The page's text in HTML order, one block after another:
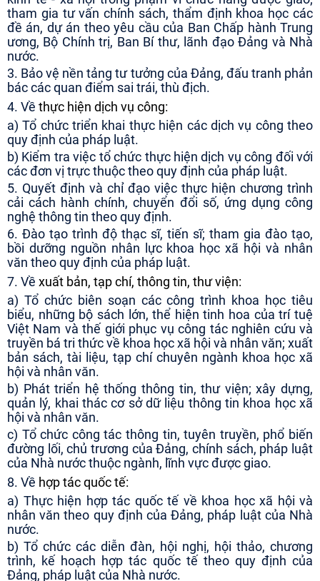
tham gia tư vấn chính sách, thẩm định khoa học các
đề án, dự án theo yêu cầu của Ban Chấp hành Trung
ương, Bộ Chính trị, Ban Bí thư, lãnh đạo Đảng và Nhà
nước.
3. Bảo vệ nền tảng tư tưởng của Đảng, đấu tranh phản
bác các quan điểm sai trái, thù địch.
4. Về thực hiện dịch vụ công:
a) Tổ chức triển khai thực hiện các dịch vụ công theo
quy định của pháp luật.
b) Kiểm tra việc tổ chức thực hiện dịch vụ công đối với
các đơn vị trực thuộc theo quy định của pháp luật.
5. Quyết định và chỉ đạo việc thực hiện chương trình
cải cách hành chính, chuyển đổi số, ứng dụng công
nghệ thông tin theo quy định.
6. Đào tạo trình độ thạc sĩ, tiến sĩ; tham gia đào tạo,
bồi dưỡng nguồn nhân lực khoa học xã hội và nhân
văn theo quy định của pháp luật.
7. Về xuất bản, tạp chí, thông tin, thư viện:
a) Tổ chức biên soạn các công trình khoa học tiêu
biểu, những bộ sách lớn, thể hiện tinh hoa của trí tuệ
Việt Nam và thế giới phục vụ công tác nghiên cứu và
truyền bá tri thức về khoa học xã hội và nhân văn; xuất
bản sách, tài liệu, tạp chí chuyên ngành khoa học xã
hội và nhân văn.
b) Phát triển hệ thống thông tin, thư viện; xây dựng,
quản lý, khai thác cơ sở dữ liệu thông tin khoa học xã
hội và nhân văn.
c) Tổ chức công tác thông tin, tuyên truyền, phổ biến
đường lối, chủ trương của Đảng, chính sách, pháp luật
của Nhà nước thuộc ngành, lĩnh vực được giao.
8. Về hợp tác quốc tế:
a) Thực hiện hợp tác quốc tế về khoa học xã hội và
nhân văn theo quy định của Đảng, pháp luật của Nhà
nước.
b) Tổ chức các diễn đàn, hội nghị, hội thảo, chương
trình, kế hoạch hợp tác quốc tế theo quy định của
Đảng, pháp luật của Nhà nước.